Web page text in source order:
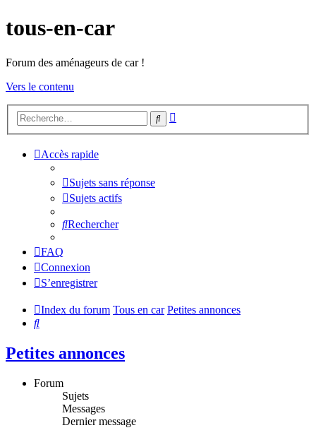
tous-en-car
Forum des aménageurs de car !
Vers le contenu
Rechercher
Accès rapide
Sujets sans réponse
Sujets actifs
Rechercher
FAQ
Connexion
S’enregistrer
Index du forum Tous en car Petites annonces
Rechercher
Petites annonces
Forum
Sujets
Messages
Dernier message